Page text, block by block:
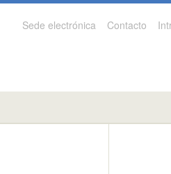
Sede electrónica Contacto